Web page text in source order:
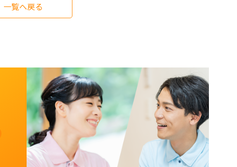
一覧へ戻る